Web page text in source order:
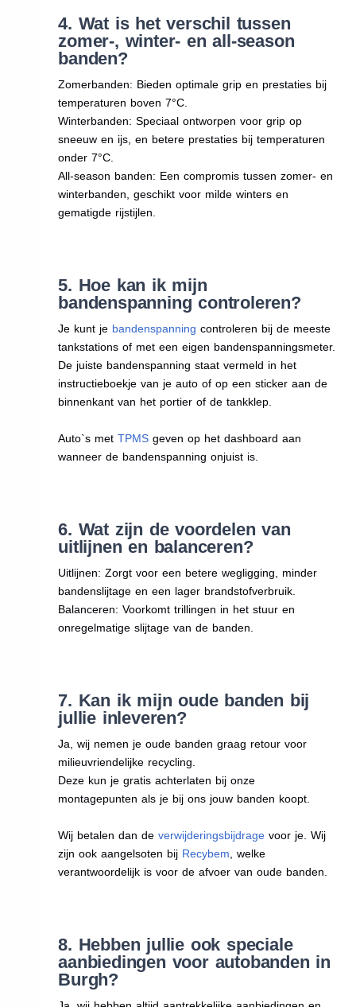
4. Wat is het verschil tussen
zomer-, winter- en all-season
banden?
Zomerbanden: Bieden optimale grip en prestaties bij
temperaturen boven 7°C.
Winterbanden: Speciaal ontworpen voor grip op
sneeuw en ijs, en betere prestaties bij temperaturen
onder 7°C.
All-season banden: Een compromis tussen zomer- en
winterbanden, geschikt voor milde winters en
gematigde rijstijlen.
5. Hoe kan ik mijn
bandenspanning controleren?
Je kunt je bandenspanning controleren bij de meeste
tankstations of met een eigen bandenspanningsmeter.
De juiste bandenspanning staat vermeld in het
instructieboekje van je auto of op een sticker aan de
binnenkant van het portier of de tankklep.
Auto`s metTPMS geven op het dashboard aan
wanneer de bandenspanning onjuist is.
6. Wat zijn de voordelen van
uitlijnen en balanceren?
Uitlijnen: Zorgt voor een betere wegligging, minder
bandenslijtage en een lager brandstofverbruik.
Balanceren: Voorkomt trillingen in het stuur en
onregelmatige slijtage van de banden.
7. Kan ik mijn oude banden bij
jullie inleveren?
Ja, wij nemen je oude banden graag retour voor
milieuvriendelijke recycling.
Deze kun je gratis achterlaten bij onze
montagepunten als je bij ons jouw banden koopt.
Wij betalen dan deverwijderingsbijdrage voor je. Wij
zijn ook aangelsoten bij Recybem , welke
verantwoordelijk is voor de afvoer van oude banden.
8. Hebben jullie ook speciale
aanbiedingen voor autobanden in
Burgh?